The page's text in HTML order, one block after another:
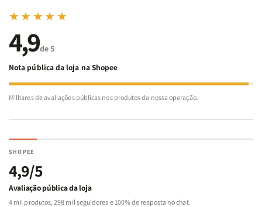
★★★★★
4,9de 5
Nota pública da loja na Shopee
Milhares de avaliações públicas nos produtos da nossa operação.
SHOPEE
4,9/5
Avaliação pública da loja
4 mil produtos, 298 mil seguidores e 100% de resposta no chat.